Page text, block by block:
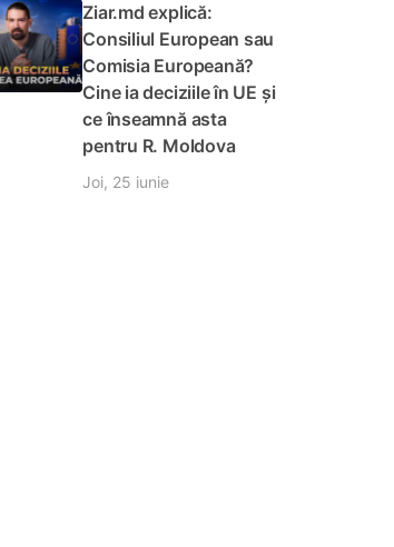
Ziar.md explică:
Consiliul European sau
Comisia Europeană?
Cine ia deciziile în UE și
ce înseamnă asta
pentru R. Moldova
Joi, 25 iunie